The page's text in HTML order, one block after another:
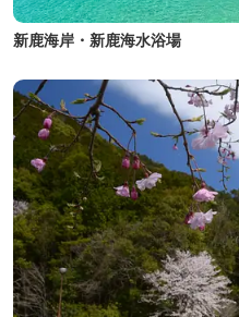
新鹿海岸・新鹿海水浴場